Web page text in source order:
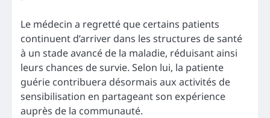
Le médecin a regretté que certains patients
continuent d’arriver dans les structures de santé
à un stade avancé de la maladie, réduisant ainsi
leurs chances de survie. Selon lui, la patiente
guérie contribuera désormais aux activités de
sensibilisation en partageant son expérience
auprès de la communauté.